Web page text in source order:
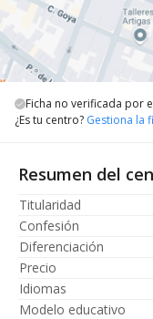
Ficha no verificada por
¿Es tu centro? Gestiona la
Resumen del
Titularidad
Confesión
Diferenciación
Precio
Idiomas
Modelo educativo